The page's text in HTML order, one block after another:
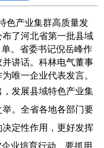
产业集群高质量发
了河北省第一批县域
。省委书记倪岳峰作
讲话。科林电气董事
唯一企业代表发言。
发展县域特色产业集
。全省各地各部门要
定性作用，更好发挥
业培育行动。要抓用